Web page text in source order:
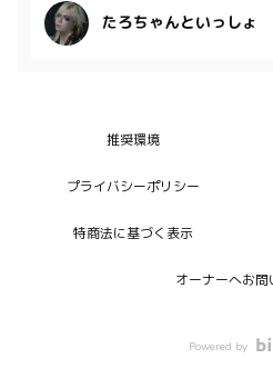
たろちゃんといっしょ
推奨環境
プライバシーポリシー
特商法に基づく表示
オーナーへお問
Powered by